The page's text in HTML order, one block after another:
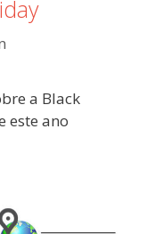
a Black
este ano